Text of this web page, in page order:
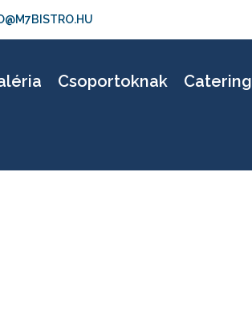
Csoportoknak Catering